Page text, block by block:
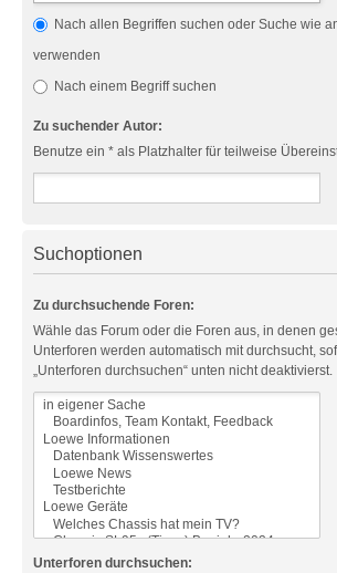
Nach allen Begriffen suchen oder Suche wie
verwenden
Nach einem Begriff suchen
Zu suchender Autor:
Benutze ein * als Platzhalter für teilweise
Suchoptionen
Zu durchsuchende Foren:
Wähle das Forum oder die Foren aus, in denen
Unterforen werden automatisch mit durchsucht,
„Unterforen durchsuchen“ unten nicht deaktivierst.
Unterforen durchsuchen: